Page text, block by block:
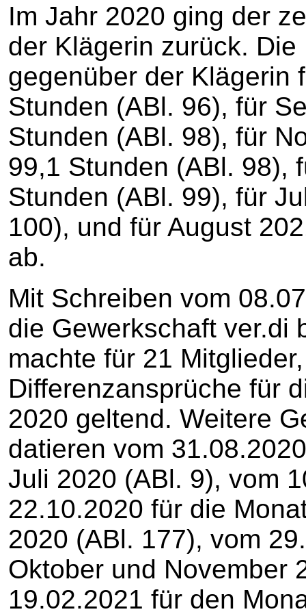
Im Jahr 2020 ging der
der Klägerin zurück.
gegenüber der Klägerin
Stunden (ABl. 96), für
Stunden (ABl. 98), für
99,1 Stunden (ABl. 98),
Stunden (ABl. 99), für
100), und für August
ab.
Mit Schreiben vom
die Gewerkschaft ver.di
machte für 21
Differenzansprüche für
2020 geltend. Weitere
datieren vom
Juli 2020 (ABl. 9), vom
22.10.2020 für die
2020 (ABl. 177), vom
Oktober und November
19.02.2021 für den